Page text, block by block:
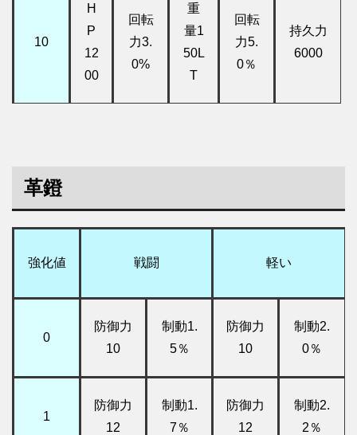
10
H
P
12
00
回転
力3.
0%
重
量1
50L
T
回転
力5.
0％
持久力
6000
革鐙
強化値 戦闘 軽い
0
防御力
10
制動1.
5％
防御力
10
制動2.
0％
1
防御力
12
制動1.
7％
防御力
12
制動2.
2％